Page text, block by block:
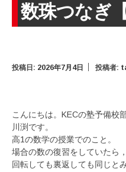
数珠つなぎ
投稿日: 2026年7月4日 投稿者:
こんにちは。KECの塾予備校
川渕です。
高1の数学の授業でのこと。
場合の数の復習をしていたら
回転しても裏返しても同じと